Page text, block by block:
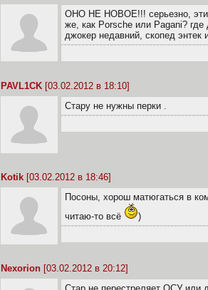
ОНО НЕ НОВОЕ!!! серьезно, эти
же, как Porsche или Pagani?
джокер недавний, скопед энтек
PAVL1CK [03.02.2012 в 18:10]
Стару не нужны перки .
Kotik [03.02.2012 в 18:46]
Посоны, хорош матюгаться в
читаю-то всё
)
Nexorion [03.02.2012 в 20:12]